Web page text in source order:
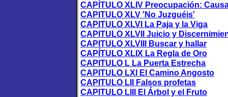
CAPÍTULO XLIV Preocupación:
CAPITULO XLV 'No Juzguéis'
CAPITULO XLVI La Paja y la Viga
CAPITULO XLVII Juicio y
CAPITULO XLVIII Buscar y hallar
CAPÍTULO XLIX La Regla de Oro
CAPITULO L La Puerta Estrecha
CAPITULO LXI El Camino Angosto
CAPITULO LII Falsos profetas
CAPITULO LIII El Árbol y el Fruto